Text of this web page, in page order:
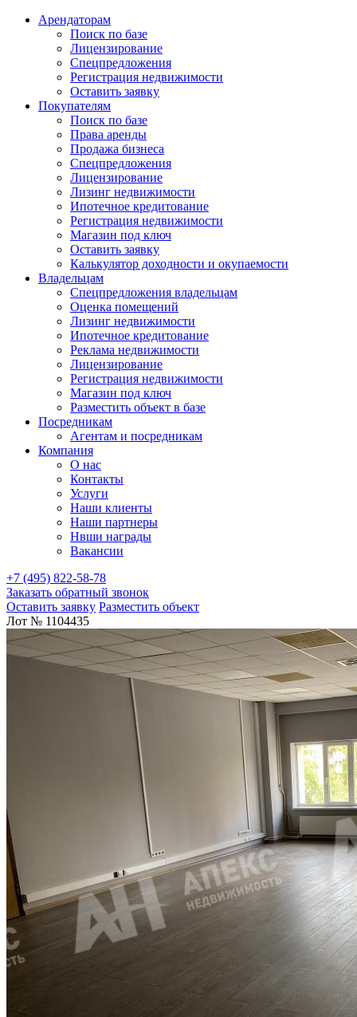
Арендаторам
Поиск по базе
Лицензирование
Спецпредложения
Регистрация недвижимости
Оставить заявку
Покупателям
Поиск по базе
Права аренды
Продажа бизнеса
Спецпредложения
Лицензирование
Лизинг недвижимости
Ипотечное кредитование
Регистрация недвижимости
Магазин под ключ
Оставить заявку
Калькулятор доходности и окупаемости
Владельцам
Спецпредложения владельцам
Оценка помещений
Лизинг недвижимости
Ипотечное кредитование
Реклама недвижимости
Лицензирование
Регистрация недвижимости
Магазин под ключ
Разместить объект в базе
Посредникам
Агентам и посредникам
Компания
О нас
Контакты
Услуги
Наши клиенты
Наши партнеры
Нвши награды
Вакансии
+7 (495) 822-58-78
Заказать обратный звонок
Оставить заявку Разместить объект
Лот № 1104435